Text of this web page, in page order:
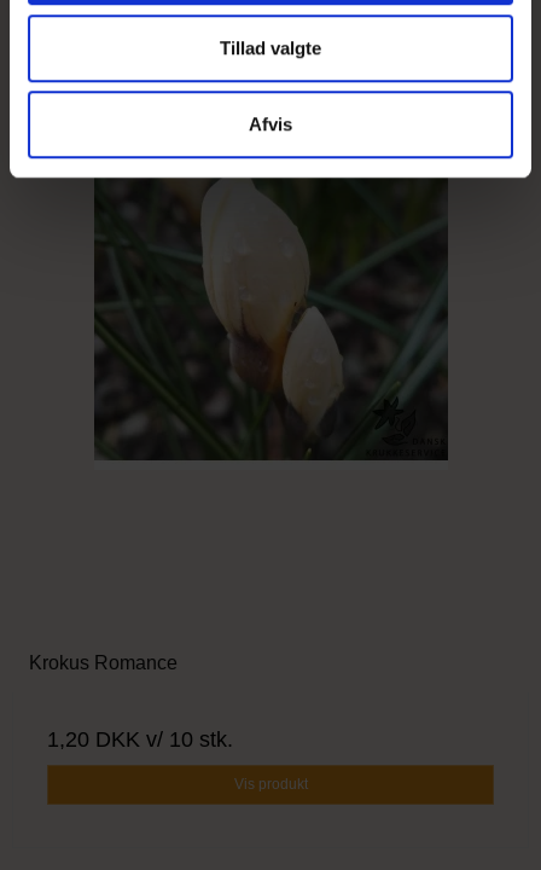
Tillad valgte
Afvis
Krokus Romance
1,20 DKK v/ 10 stk.
Vis produkt